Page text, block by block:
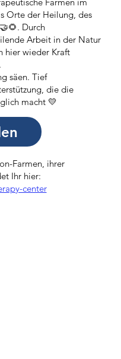
Orte der Heilung, des
Durch
Arbeit in der Natur
hier wieder Kraft
säen. Tief
die die
macht 💛
Farmen, ihrer
Ihr hier:
center